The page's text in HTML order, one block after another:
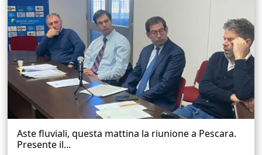
Aste fluviali, questa mattina la riunione a Pescara.
Presente il...